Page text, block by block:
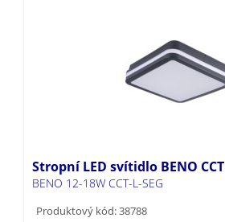
Stropní LED svítidlo BENO CCT
BENO 12-18W CCT-L-SEG
Produktový kód: 38788